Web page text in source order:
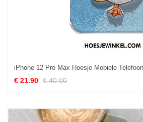
€ 21.90 € 40.00